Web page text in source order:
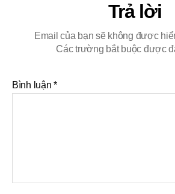
Trả lời
Email của bạn sẽ không được
Các trường bắt buộc được
Bình luận*